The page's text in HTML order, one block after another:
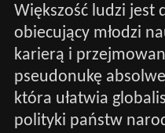
Większość ludzi jest
obiecujący młodzi
karierą i
pseudonukę
która ułatwia
polityki państw